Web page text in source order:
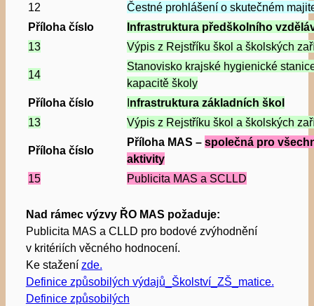
12
Čestné prohlášení o skutečném
Příloha číslo
Infrastruktura předškolního
13
Výpis z Rejstříku škol a školských
14
Stanovisko krajské hygienické
kapacitě školy
Příloha číslo
nfrastruktura základních škol
13
Výpis z Rejstříku škol a školských
Příloha číslo
Příloha MAS – společná pro
aktivity
15
Publicita MAS a SCLLD
Nad rámec výzvy ŘO MAS požaduje:
Publicita MAS a CLLD pro bodové zvýhodnění
v kritériích věcného hodnocení.
Ke stažení zde.
Definice způsobilých výdajů_Školství_ZŠ_matice.
Definice způsobilých